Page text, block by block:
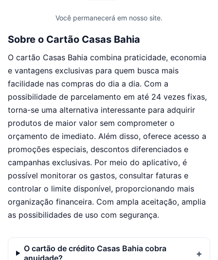
Você permanecerá em nosso site.
Sobre o Cartão Casas Bahia
O cartão Casas Bahia combina praticidade, economia
e vantagens exclusivas para quem busca mais
facilidade nas compras do dia a dia. Com a
possibilidade de parcelamento em até 24 vezes fixas,
torna-se uma alternativa interessante para adquirir
produtos de maior valor sem comprometer o
orçamento de imediato. Além disso, oferece acesso a
promoções especiais, descontos diferenciados e
campanhas exclusivas. Por meio do aplicativo, é
possível monitorar os gastos, consultar faturas e
controlar o limite disponível, proporcionando mais
organização financeira. Com ampla aceitação, amplia
as possibilidades de uso com segurança.
O cartão de crédito Casas Bahia cobra
anuidade?